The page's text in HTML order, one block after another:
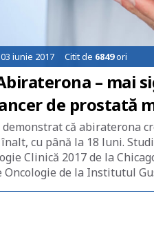
iunie 2017 Citit de 6849ori
– mai
de prostată
demonstrat că abiraterona
cu până la 18 luni.
Clinică 2017 de la
de la Institutul